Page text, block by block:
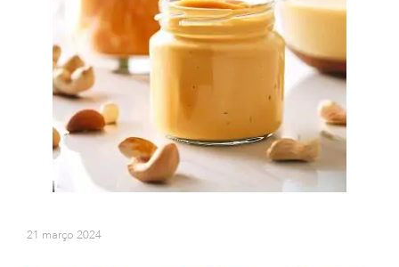
21 março 2024